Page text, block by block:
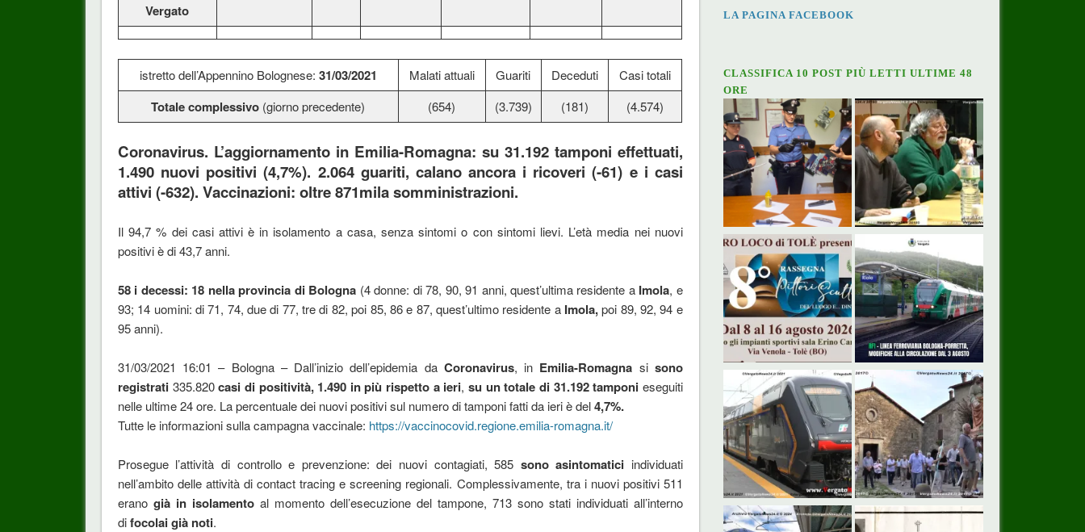
Vergato
istretto dell’Appennino Bolognese: 31/03/2021 Malati attuali Guariti Deceduti Casi totali
Totale complessivo (giorno precedente) (654) (3.739) (181) (4.574)
Coronavirus. L’aggiornamento in Emilia-Romagna: su 31.192 tamponi effettuati,
1.490 nuovi positivi (4,7%). 2.064 guariti, calano ancora i ricoveri (-61) e i casi
attivi (-632). Vaccinazioni: oltre 871mila somministrazioni.
Il 94,7 % dei casi attivi è in isolamento a casa, senza sintomi o con sintomi lievi. L’età media nei nuovi
positivi è di 43,7 anni.
58 i decessi: 18 nella provincia di Bologna (4 donne: di 78, 90, 91 anni, quest’ultima residente a Imola, e
93; 14 uomini: di 71, 74, due di 77, tre di 82, poi 85, 86 e 87, quest’ultimo residente a Imola,poi 89, 92, 94 e
95 anni).
31/03/2021 16:01 – Bologna – Dall’inizio dell’epidemia da Coronavirus, in Emilia-Romagna si sono
registrati 335.820casi di positività, 1.490 in più rispetto a ieri, su un totale di31.192 tamponi eseguiti
nelle ultime 24 ore. La percentuale dei nuovi positivi sul numero di tamponi fatti da ieri è del4,7%.
Tutte le informazioni sulla campagna vaccinale: https://vaccinocovid.regione.emilia-romagna.it/
Prosegue l’attività di controllo e prevenzione: dei nuovi contagiati, 585 sono asintomatici individuati
nell’ambito delle attività di contact tracing e screening regionali. Complessivamente, tra i nuovi positivi 511
erano già in isolamentoal momento dell’esecuzione del tampone, 713 sono stati individuati all’interno
difocolai già noti.
LA PAGINA FACEBOOK
CLASSIFICA 10 POST PIÙ LETTI ULTIME 48
ORE